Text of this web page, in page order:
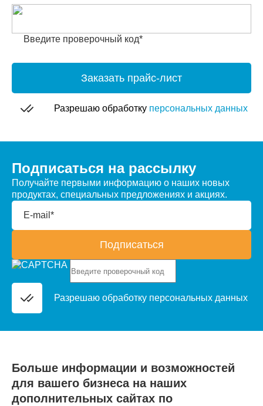
Введите проверочный код*
Заказать прайс-лист
Разрешаю обработку персональных данных
Подписаться на рассылку
Получайте первыми информацию о наших новых
продуктах, специальных предложениях и акциях.
E-mail*
Подписаться
Разрешаю обработку персональных данных
Больше информации и возможностей
для вашего бизнеса на наших
дополнительных сайтах по